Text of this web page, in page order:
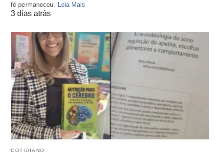
fé permaneceu. Leia Mais
3 dias atrás
COTIDIANO